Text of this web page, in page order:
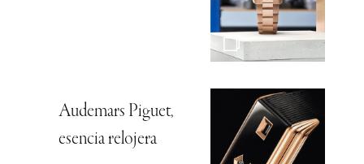
Audemars Piguet,
esencia relojera